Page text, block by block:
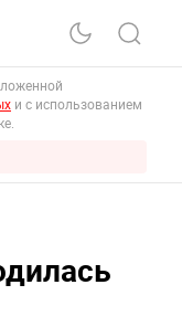
и с использованием